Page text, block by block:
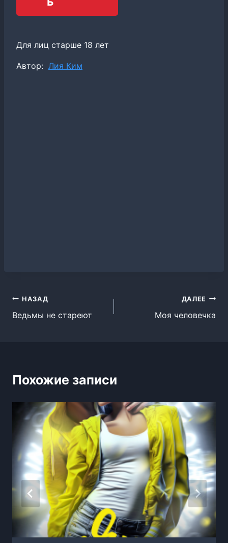
Для лиц старше 18 лет
Метки
Автор: Лия Ким
Навигация
по
НАЗАД
Ведьмы не стареют
ДАЛЕЕ
Моя человечка
Похожие записи